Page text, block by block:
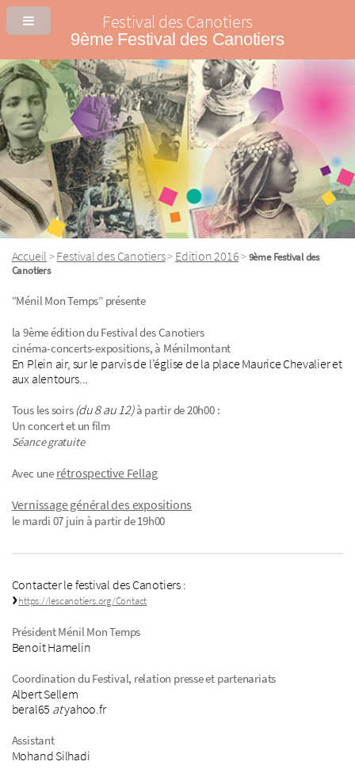
Festival des Canotiers
9ème Festival des Canotiers
Accueil >Festival des Canotiers> Edition 2016>9ème Festival des
Canotiers
“Ménil Mon Temps” présente
la 9ème édition du Festival des Canotiers
cinéma-concerts-expositions, à Ménilmontant
En Plein air, sur le parvis de l’église de la place Maurice Chevalier et
aux alentours...
Tous les soirs (du 8 au 12)à partir de 20h00 :
Un concert et un film
Séance gratuite
Avec une rétrospective Fellag
Vernissage général des expositions
le mardi 07 juin à partir de 19h00
Contacter le festival des Canotiers :
https://lescanotiers.org/Contact
Président Ménil Mon Temps
Benoit Hamelin
Coordination du Festival, relation presse et partenariats
Albert Sellem
beral65 atyahoo.fr
Assistant
Mohand Silhadi